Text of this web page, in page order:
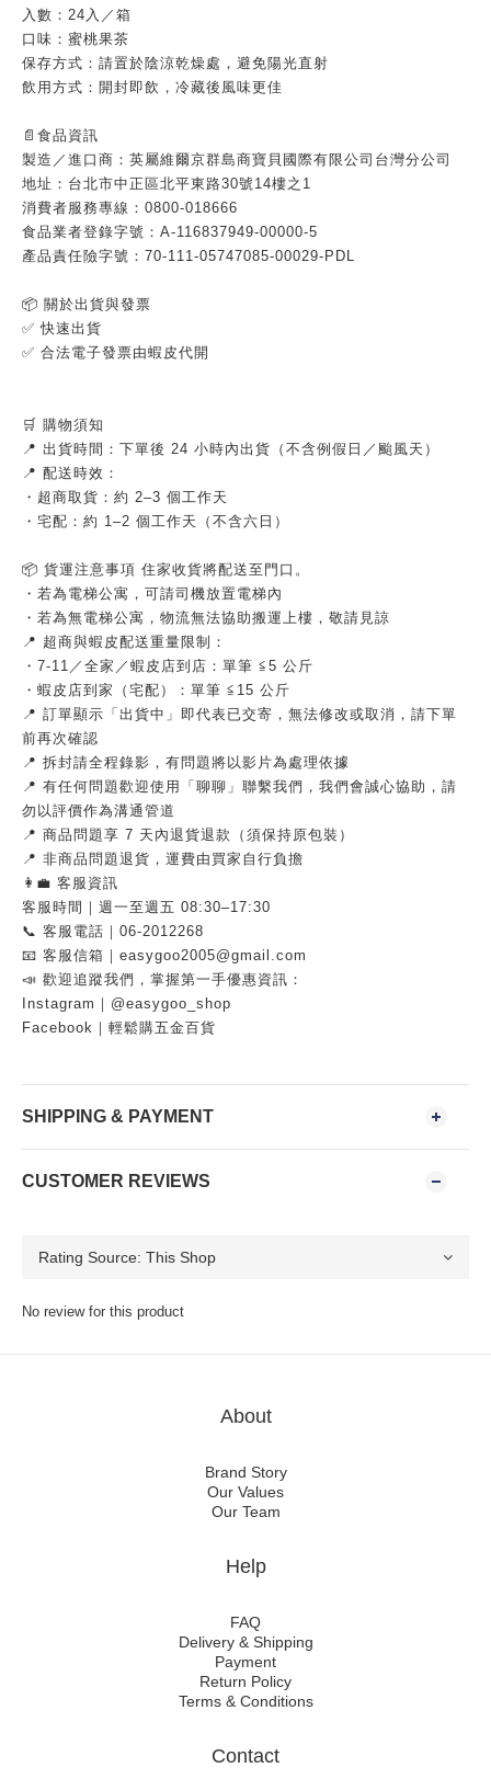
入數：24入／箱
口味：蜜桃果茶
保存方式：請置於陰涼乾燥處，避免陽光直射
飲用方式：開封即飲，冷藏後風味更佳
📄食品資訊
製造／進口商：英屬維爾京群島商寶貝國際有限公司台灣分公司
地址：台北市中正區北平東路30號14樓之1
消費者服務專線：0800-018666
食品業者登錄字號：A-116837949-00000-5
產品責任險字號：70-111-05747085-00029-PDL
📦 關於出貨與發票
✅ 快速出貨
✅ 合法電子發票由蝦皮代開
🛒 購物須知
📍 出貨時間：下單後 24 小時內出貨（不含例假日／颱風天）
📍 配送時效：
・超商取貨：約 2–3 個工作天
・宅配：約 1–2 個工作天（不含六日）
📦 貨運注意事項 住家收貨將配送至門口。
・若為電梯公寓，可請司機放置電梯內
・若為無電梯公寓，物流無法協助搬運上樓，敬請見諒
📍 超商與蝦皮配送重量限制：
・7-11／全家／蝦皮店到店：單筆 ≦5 公斤
・蝦皮店到家（宅配）：單筆 ≦15 公斤
📍 訂單顯示「出貨中」即代表已交寄，無法修改或取消，請下單
前再次確認
📍 拆封請全程錄影，有問題將以影片為處理依據
📍 有任何問題歡迎使用「聊聊」聯繫我們，我們會誠心協助，請
勿以評價作為溝通管道
📍 商品問題享 7 天內退貨退款（須保持原包裝）
📍 非商品問題退貨，運費由買家自行負擔
👩‍💼 客服資訊
客服時間｜週一至週五 08:30–17:30
📞 客服電話｜06-2012268
📧 客服信箱｜easygoo2005@gmail.com
📣 歡迎追蹤我們，掌握第一手優惠資訊：
Instagram｜@easygoo_shop
Facebook｜輕鬆購五金百貨
SHIPPING & PAYMENT
CUSTOMER REVIEWS
No review for this product
About
Brand Story
Our Values
Our Team
Help
FAQ
Delivery & Shipping
Payment
Return Policy
Terms & Conditions
Contact